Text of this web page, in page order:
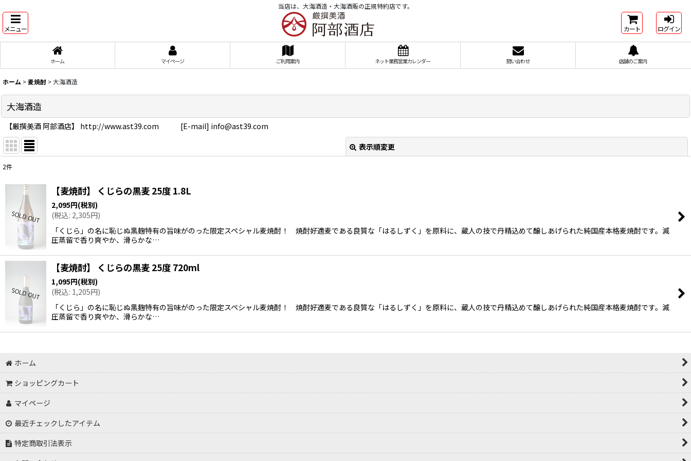
当店は、大海酒造・大海酒販の正規特約店です。
メニュー カート ログイン
ホーム マイページ ご利用案内 ネット業務営業カレンダー 問い合わせ 店舗のご案内
ホーム >麦焼酎 >大海酒造
大海酒造
【厳撰美酒 阿部酒店】 http://www.ast39.com [E-mail] info@ast39.com
表示順変更
在庫あり
並び順:
2件
【麦焼酎】 くじらの黒麦 25度 1.8L
2,095円(税別)
(税込: 2,305円)
「くじら」の名に恥じぬ黒麹特有の旨味がのった限定スペシャル麦焼酎！ 焼酎好適麦である良質な「はるしずく」を原料に、蔵人の技で丹精込めて醸しあげられた純国産本格麦焼酎です。減
圧蒸留で香り爽やか、滑らかな…
【麦焼酎】 くじらの黒麦 25度 720ml
1,095円(税別)
(税込: 1,205円)
「くじら」の名に恥じぬ黒麹特有の旨味がのった限定スペシャル麦焼酎！ 焼酎好適麦である良質な「はるしずく」を原料に、蔵人の技で丹精込めて醸しあげられた純国産本格麦焼酎です。減
圧蒸留で香り爽やか、滑らかな…
ホーム
ショッピングカート
マイページ
最近チェックしたアイテム
特定商取引法表示